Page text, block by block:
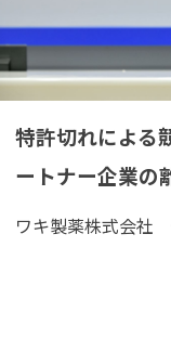
特許切れによる
ートナー企業の
ワキ製薬株式会